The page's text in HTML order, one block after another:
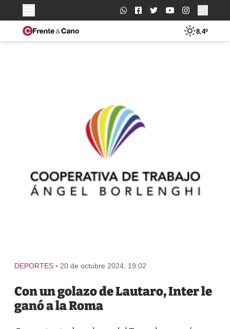
Buscar:
8.4º
DEPORTES - 20 de octubre 2024, 19:02
Con un golazo de Lautaro, Inter le
ganó a la Roma